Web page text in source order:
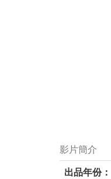
影片簡介
出品年份：